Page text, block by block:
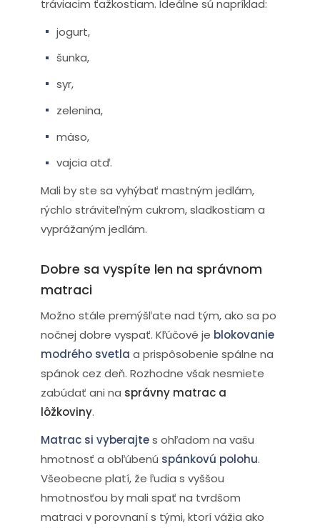
tráviacim ťažkostiam. Ideálne sú napríklad:
jogurt,
šunka,
syr,
zelenina,
mäso,
vajcia atď.
Mali by ste sa vyhýbať mastným jedlám,
rýchlo stráviteľným cukrom, sladkostiam a
vyprážaným jedlám.
Dobre sa vyspíte len na správnom
matraci
Možno stále premýšľate nad tým, ako sa po
nočnej dobre vyspať. Kľúčové je blokovanie
modrého svetla a prispôsobenie spálne na
spánok cez deň. Rozhodne však nesmiete
zabúdať ani na správny matrac a
lôžkoviny.
Matrac si vyberajtes ohľadom na vašu
hmotnosť a obľúbenú spánkovú polohu.
Všeobecne platí, že ľudia s vyššou
hmotnosťou by mali spať na tvrdšom
matraci v porovnaní s tými, ktorí vážia ako